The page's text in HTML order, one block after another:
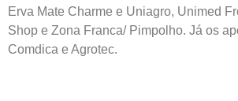
Erva Mate Charme e Uniagro, Unimed
Shop e Zona Franca/ Pimpolho. Já os
Comdica e Agrotec.